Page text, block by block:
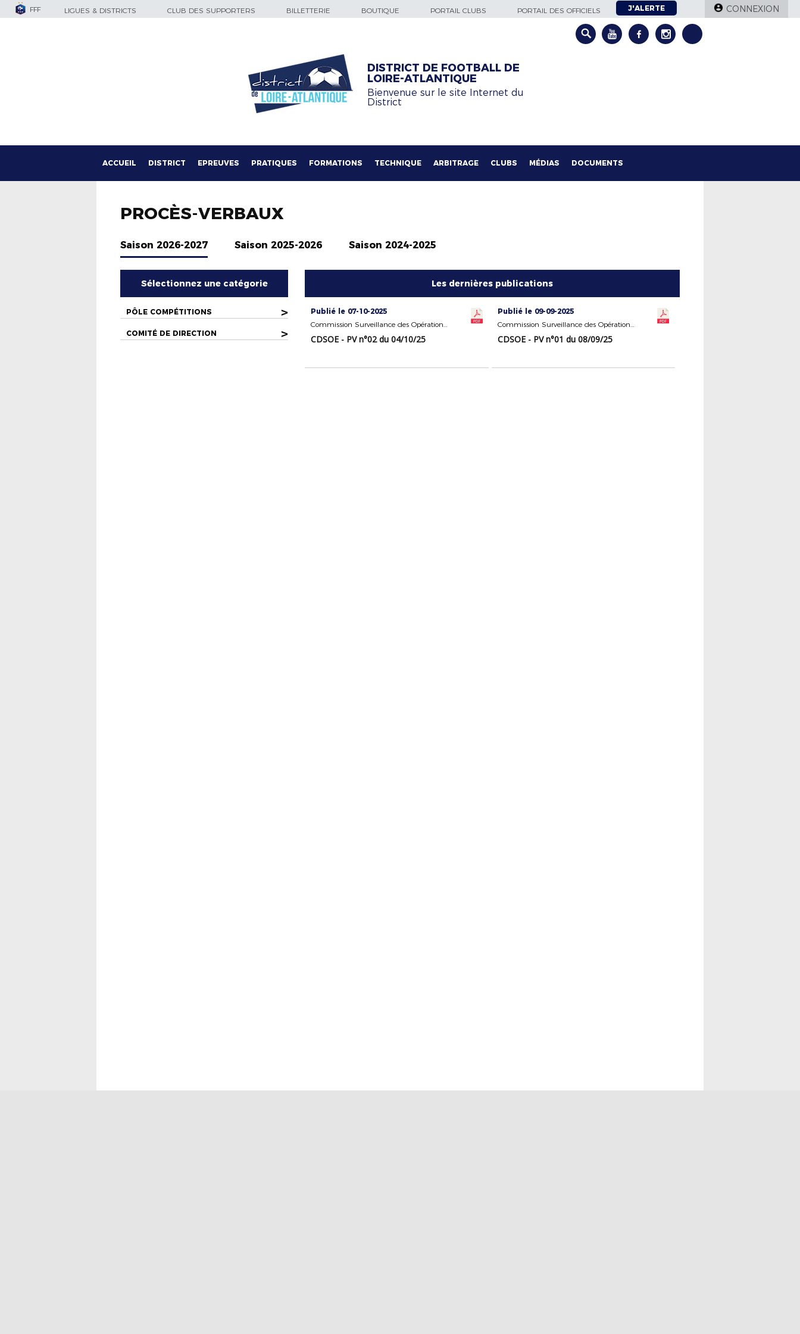
FFF LIGUES & DISTRICTS CLUB DES SUPPORTERS BILLETTERIE BOUTIQUE PORTAIL CLUBS PORTAIL DES OFFICIELS J'ALERTE CONNEXION
DISTRICT DE FOOTBALL DE
LOIRE-ATLANTIQUE
Bienvenue sur le site Internet du
District
ACCUEIL DISTRICT EPREUVES PRATIQUES FORMATIONS TECHNIQUE ARBITRAGE CLUBS MÉDIAS DOCUMENTS
PROCÈS-VERBAUX
Saison 2026-2027 Saison 2025-2026 Saison 2024-2025
Sélectionnez une catégorie
PÔLE COMPÉTITIONS >
COMITÉ DE DIRECTION >
Les dernières publications
Publié le 07-10-2025
Commission Surveillance des Opérations Électorales
CDSOE - PV n°02 du 04/10/25
Publié le 09-09-2025
Commission Surveillance des Opérations Électorales
CDSOE - PV n°01 du 08/09/25